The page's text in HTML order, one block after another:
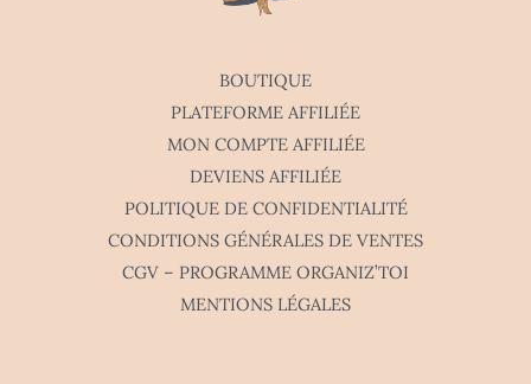
BOUTIQUE
PLATEFORME AFFILIÉE
MON COMPTE AFFILIÉE
DEVIENS AFFILIÉE
POLITIQUE DE CONFIDENTIALITÉ
CONDITIONS GÉNÉRALES DE VENTES
CGV – PROGRAMME ORGANIZ’TOI
MENTIONS LÉGALES